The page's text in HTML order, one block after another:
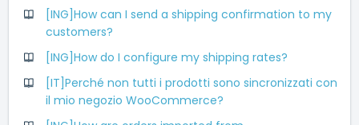
[ING]How can I send a shipping confirmation to my
customers?
[ING]How do I configure my shipping rates?
[IT]Perché non tutti i prodotti sono sincronizzati con
il mio negozio WooCommerce?